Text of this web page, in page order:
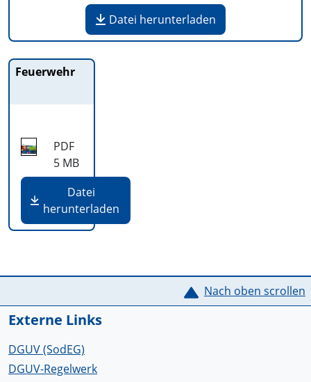
Datei herunterladen
Feuerwehr
PDF
5 MB
Datei
herunterladen
Service Informationen Nach oben scrollen
Externe Links
DGUV (SodEG)
DGUV-Regelwerk